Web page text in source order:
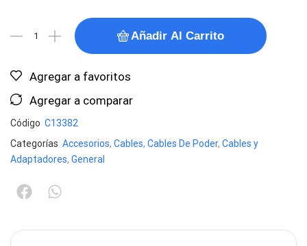
Añadir Al Carrito
Agregar a favoritos
Agregar a comparar
Código C13382
Categorías Accesorios, Cables, Cables De Poder, Cables y
Adaptadores, General